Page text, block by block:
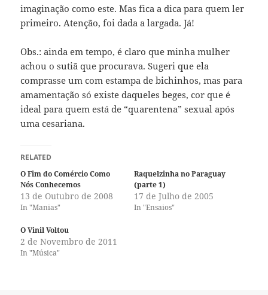
imaginação como este. Mas fica a dica para quem ler
primeiro. Atenção, foi dada a largada. Já!
Obs.: ainda em tempo, é claro que minha mulher
achou o sutiã que procurava. Sugeri que ela
comprasse um com estampa de bichinhos, mas para
amamentação só existe daqueles beges, cor que é
ideal para quem está de “quarentena” sexual após
uma cesariana.
RELATED
O Fim do Comércio Como
Nós Conhecemos
13 de Outubro de 2008
In "Manias"
Raquelzinha no Paraguay
(parte 1)
17 de Julho de 2005
In "Ensaios"
O Vinil Voltou
2 de Novembro de 2011
In "Música"